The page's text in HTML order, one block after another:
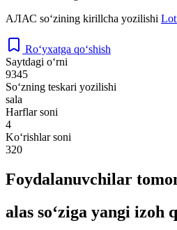
АЛАС so‘zining kirillcha yozilishi
Ro‘yxatga qo‘shish
Saytdagi o‘rni
9345
So‘zning teskari yozilishi
sala
Harflar soni
4
Ko‘rishlar soni
320
Foydalanuvchilar
alas so‘ziga yangi izoh